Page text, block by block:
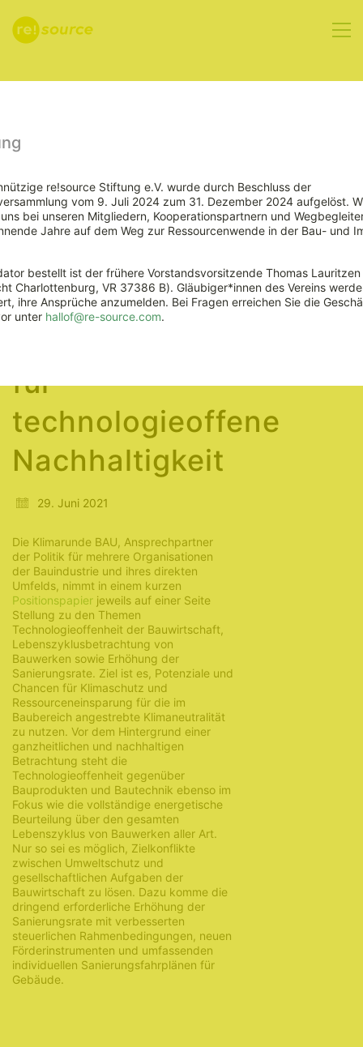
Klimarunde
für
technologieoffene
Nachhaltigkeit
29. Juni 2021
Die Klimarunde BAU, Ansprechpartner
der Politik für mehrere Organisationen
der Bauindustrie und ihres direkten
Umfelds, nimmt in einem kurzen
Positionspapier jeweils auf einer Seite
Stellung zu den Themen
Technologieoffenheit der Bauwirtschaft,
Lebenszyklusbetrachtung von
Bauwerken sowie Erhöhung der
Sanierungsrate. Ziel ist es, Potenziale und
Chancen für Klimaschutz und
Ressourceneinsparung für die im
Baubereich angestrebte Klimaneutralität
zu nutzen. Vor dem Hintergrund einer
ganzheitlichen und nachhaltigen
Betrachtung steht die
Technologieoffenheit gegenüber
Bauprodukten und Bautechnik ebenso im
Fokus wie die vollständige energetische
Beurteilung über den gesamten
Lebenszyklus von Bauwerken aller Art.
Nur so sei es möglich, Zielkonflikte
zwischen Umweltschutz und
gesellschaftlichen Aufgaben der
Bauwirtschaft zu lösen. Dazu komme die
dringend erforderliche Erhöhung der
Sanierungsrate mit verbesserten
steuerlichen Rahmenbedingungen, neuen
Förderinstrumenten und umfassenden
individuellen Sanierungsfahrplänen für
Gebäude.
re!source Stiftung e.V. wurde durch Beschluss der
vom 9. Juli 2024 zum 31. Dezember 2024 aufgelöst.
bei unseren Mitgliedern, Kooperationspartnern und
Jahre auf dem Weg zur Ressourcenwende in der Bau- und
bestellt ist der frühere Vorstandsvorsitzende Thomas Lauritzen
Charlottenburg, VR 37386 B). Gläubiger*innen des Vereins
ihre Ansprüche anzumelden. Bei Fragen erreichen Sie die
unter hallof@re-source.com.